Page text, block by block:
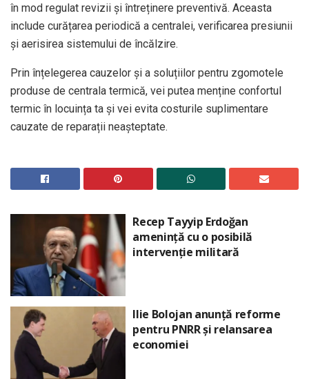
în mod regulat revizii și întreținere preventivă. Aceasta
include curățarea periodică a centralei, verificarea presiunii
și aerisirea sistemului de încălzire.
Prin înțelegerea cauzelor și a soluțiilor pentru zgomotele
produse de centrala termică, vei putea menține confortul
termic în locuința ta și vei evita costurile suplimentare
cauzate de reparații neașteptate.
Recep Tayyip Erdoğan
amenință cu o posibilă
intervenție militară
Ilie Bolojan anunță reforme
pentru PNRR și relansarea
economiei